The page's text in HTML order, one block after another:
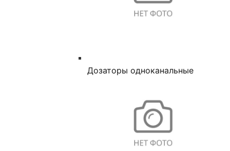
Дозаторы одноканальные